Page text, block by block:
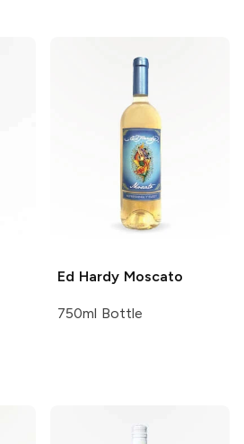
Ed HardyMoscato
750ml Bottle